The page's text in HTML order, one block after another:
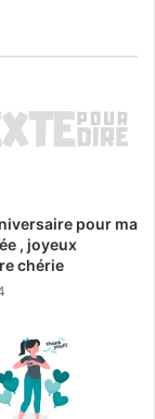
pour ma
, joyeux
chérie